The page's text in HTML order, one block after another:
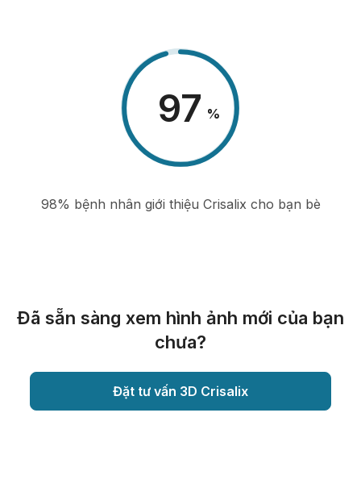
98 %
98% bệnh nhân giới thiệu Crisalix cho bạn bè
Đã sẵn sàng xem hình ảnh mới của bạn
chưa?
Đặt tư vấn 3D Crisalix